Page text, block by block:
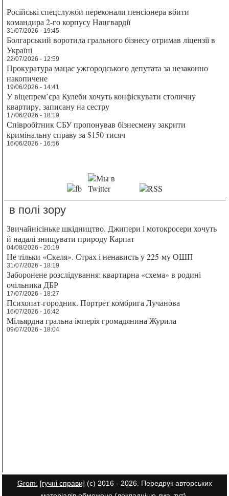
Російські спецслужби переконали пенсіонера вбити
командира 2-го корпусу Нацгвардії
31/07/2026 - 19:45
Болгарський воротила грального бізнесу отримав ліцензії в
Україні
22/07/2026 - 12:59
Прокуратура мацає ужгородського депутата за незаконно
накопичене
19/06/2026 - 14:41
У віцепрем’єра Кулеби хочуть конфіскувати столичну
квартиру, записану на сестру
17/06/2026 - 18:19
Співробітник СБУ пропонував бізнесмену закрити
кримінальну справу за $150 тисяч
16/06/2026 - 16:56
в полі зору
Звичайнісіньке шкідництво. Джипери і мотокросери хочуть
й надалі знищувати природу Карпат
04/08/2026 - 20:19
Не тільки «Скеля». Страх і ненависть у 225-му ОШП
31/07/2026 - 18:19
Заборонене розслідування: квартирна «схема» в родині
очільника ДБР
17/07/2026 - 18:27
Психопат-городник. Портрет комбрига Лучанова
16/07/2026 - 16:42
Мільярдна гральна імперія громадянина Журила
09/07/2026 - 18:04
Grom. [гучні справи] (с) 2016 - 2026. Передрук авторських